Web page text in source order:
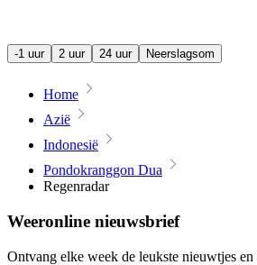
-1 uur 2 uur 24 uur Neerslagsom
Home
Azië
Indonesië
Pondokranggon Dua
Regenradar
Weeronline nieuwsbrief
Ontvang elke week de leukste nieuwtjes